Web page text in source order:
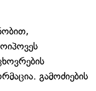
გამოძიების